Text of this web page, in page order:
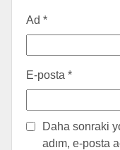
Ad *
E-posta *
Daha sonraki
adım, e-posta